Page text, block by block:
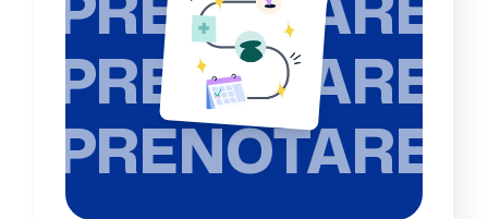
PRENOTARE
PRENOTARE